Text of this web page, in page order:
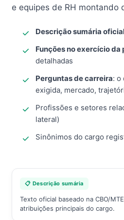
e equipes de RH montando
Descrição sumária
Funções no exercício da
detalhadas
Perguntas de carreira: o
exigida, mercado,
Profissões e setores
lateral)
Sinônimos do cargo
📋 Descrição sumária
Texto oficial baseado na CBO/
atribuições principais do cargo.